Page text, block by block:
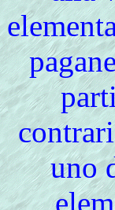
uno